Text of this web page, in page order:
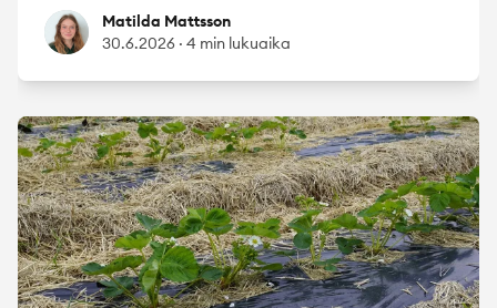
Matilda Mattsson
Matilda Mattsson
30.6.2026 · 4 min lukuaika